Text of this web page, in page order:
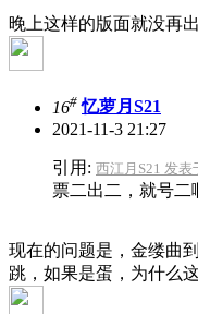
晚上这样的版面就没再
16# 忆萝月S21
2021-11-3 21:27
引用: 西江月S21 发表
票二出二，就号二
现在的问题是，金缕曲
跳，如果是蛋，为什么